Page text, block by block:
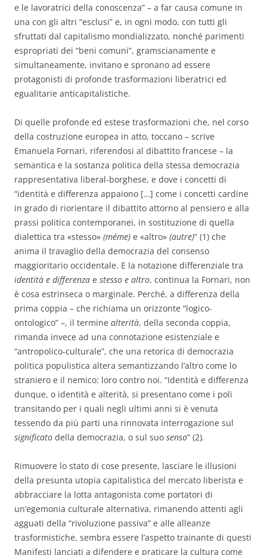
e le lavoratrici della conoscenza” – a far causa comune in
una con gli altri “esclusi” e, in ogni modo, con tutti gli
sfruttati dal capitalismo mondializzato, nonché parimenti
espropriati dei “beni comuni”, gramscianamente e
simultaneamente, invitano e spronano ad essere
protagonisti di profonde trasformazioni liberatrici ed
egualitarie anticapitalistiche.
Di quelle profonde ed estese trasformazioni che, nel corso
della costruzione europea in atto, toccano – scrive
Emanuela Fornari, riferendosi al dibattito francese – la
semantica e la sostanza politica della stessa democrazia
rappresentativa liberal-borghese, e dove i concetti di
“identità e differenza appaiono […] come i concetti cardine
in grado di riorientare il dibattito attorno al pensiero e alla
prassi politica contem­poranei, in sostituzione di quella
dialettica tra «stesso» (méme) e «altro» (autre)” (1) che
anima il travaglio della democrazia del consenso
maggioritario occidentale. E la notazione differenziale tra
identità e differenza e stesso e altro, continua la Fornari, non
è cosa estrinseca o marginale. Perché, a differenza della
prima coppia – che richiama un orizzonte “logico-
ontologico” –, il termine alterità, della seconda coppia,
rimanda invece ad una connotazione esistenziale e
“antropolico-culturale”, che una retorica di democrazia
politica populistica altera semantizzando l’altro come lo
straniero e il nemico: loro contro noi. “Identità e differenza
dunque, o identità e alterità, si presentano come i poli
transitando per i quali negli ultimi anni si è venuta
tessendo da più parti una rinnovata interrogazione sul
signifi­cato della democrazia, o sul suo senso” (2).
Rimuovere lo stato di cose presente, lasciare le illusioni
della presunta utopia capitalistica del mercato liberista e
abbracciare la lotta antagonista come portatori di
un’egemonia culturale alternativa, rimanendo attenti agli
agguati della “rivoluzione passiva” e alle alleanze
trasformistiche, sembra essere l’aspetto trainante di questi
Manifesti lanciati a difendere e praticare la cultura come